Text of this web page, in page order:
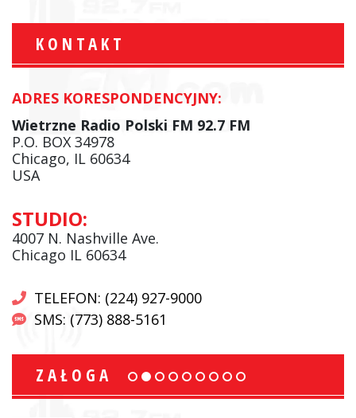
KONTAKT
ADRES KORESPONDENCYJNY:
Wietrzne Radio Polski FM 92.7 FM
P.O. BOX 34978
Chicago, IL 60634
USA
STUDIO:
4007 N. Nashville Ave.
Chicago IL 60634
TELEFON: (224) 927-9000
SMS: (773) 888-5161
ZAŁOGA